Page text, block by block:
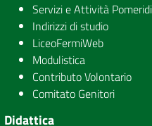
Servizi e Attività
Indirizzi di studio
LiceoFermiWeb
Modulistica
Contributo Volontario
Comitato Genitori
Didattica